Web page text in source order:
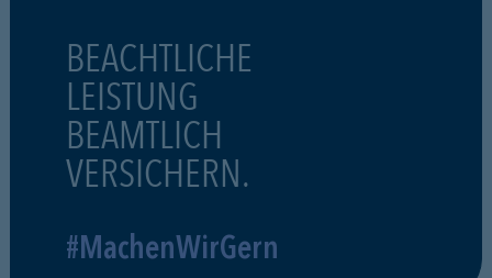
BEACHTLICHE
LEISTUNG
BEAMTLICH
VERSICHERN.
#MachenWirGern